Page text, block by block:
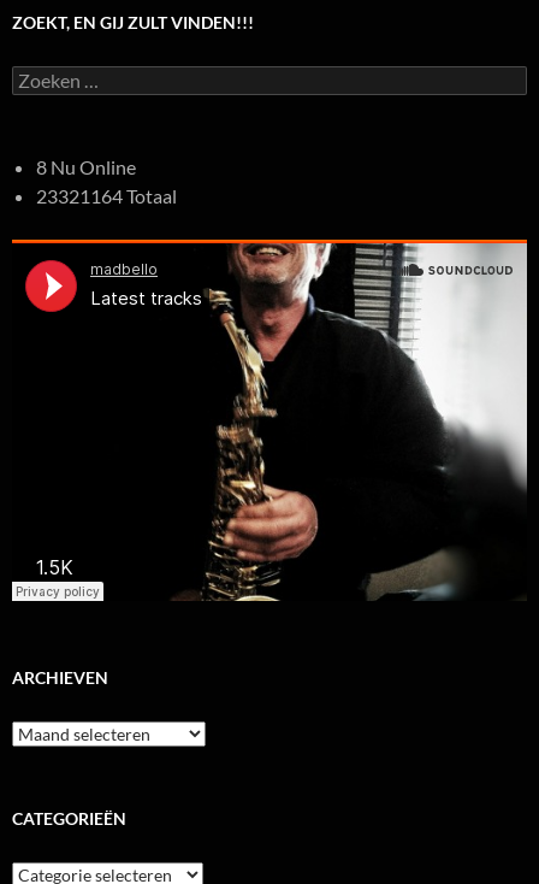
ZOEKT, EN GIJ ZULT VINDEN!!!
Zoeken
naar:
8 Nu Online
23321164 Totaal
ARCHIEVEN
Archieven
CATEGORIEËN
Categorieën